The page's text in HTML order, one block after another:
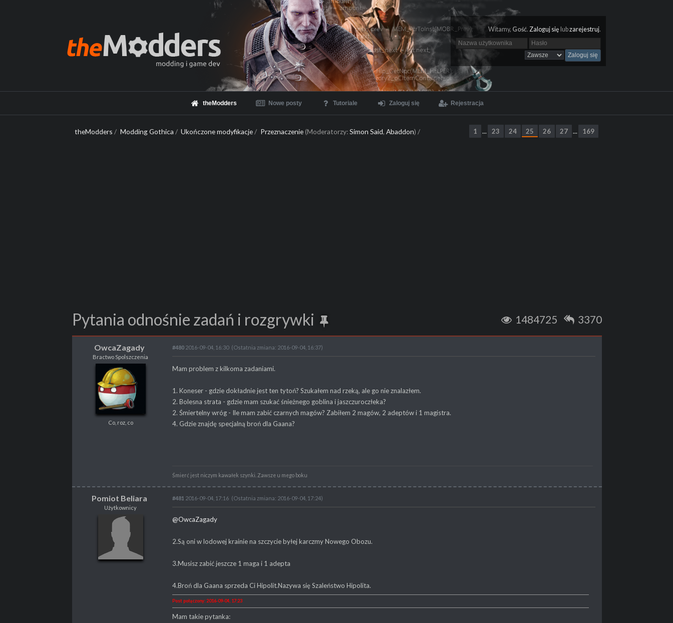
Witamy, Gość. Zaloguj się lubzarejestruj.
theModders Nowe posty Tutoriale Zaloguj się Rejestracja
theModders / Modding Gothica / Ukończone modyfikacje/ Przeznaczenie(Moderatorzy:Simon Said,Abaddon) / 1 ... 23 24 25 26 27 ... 169
Pytania odnośnie zadań i rozgrywki 1484725 3370
OwcaZagady
OwcaZagady
Bractwo Spolszczenia
POSTY
Bractwo Spolszczenia
Co, roz, co
#480 2016-09-04, 16:30 (Ostatnia zmiana: 2016-09-04, 16:37)
Mam problem z kilkoma zadaniami.
1. Koneser - gdzie dokładnie jest ten tytoń? Szukałem nad rzeką, ale go nie znalazłem.
2. Bolesna strata - gdzie mam szukać śnieżnego goblina i jaszczuroczłeka?
2. Śmiertelny wróg - Ile mam zabić czarnych magów? Zabiłem 2 magów, 2 adeptów i 1 magistra.
4. Gdzie znajdę specjalną broń dla Gaana?
Śmierć jest niczym kawałek szynki. Zawsze u mego boku
Pomiot Beliara
Pomiot Beliara
Użytkownicy
#481 2016-09-04, 17:16 (Ostatnia zmiana: 2016-09-04, 17:24)
@OwcaZagady
2.Są oni w lodowej krainie na szczycie byłej karczmy Nowego Obozu.
3.Musisz zabić jeszcze 1 maga i 1 adepta
4.Broń dla Gaana sprzeda Ci Hipolit.Nazywa się Szaleństwo Hipolita.
Post połączony: 2016-09-04, 17:23
Mam takie pytanka: